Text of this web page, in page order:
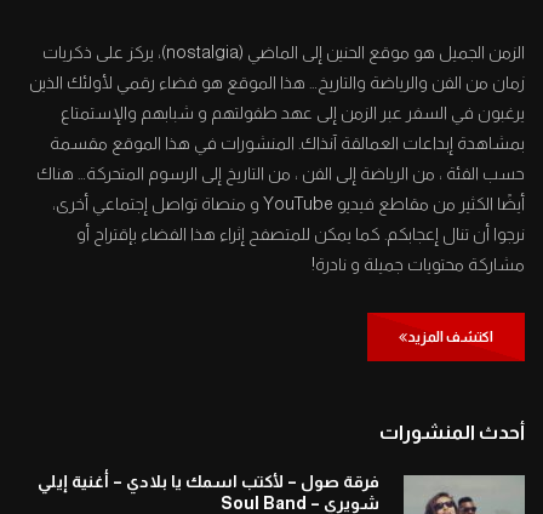
الزمن الجميل هو موقع الحنين إلى الماضي (nostalgia)، يركز على ذكريات
زمان من الفن والرياضة والتاريخ… هذا الموقع هو فضاء رقمي لأولئك الذين
يرغبون في السفر عبر الزمن إلى عهد طفولتهم و شبابهم والإستمتاع
بمشاهدة إبداعات العمالقة آنذاك. المنشورات في هذا الموقع مقسمة
حسب الفئة ، من الرياضة إلى الفن ، من التاريخ إلى الرسوم المتحركة… هناك
أيضًا الكثير من مقاطع فيديو YouTube و منصاة تواصل إجتماعي أخرى،
نرجوا أن تنال إعجابكم. كما يمكن للمتصفح إثراء هذا الفضاء بإقتراح أو
مشاركة محتويات جميلة و نادرة!
اكتشف المزيد
أحدث المنشورات
فرقة صول – لأكتب اسمك يا بلادي – أغنية إيلي
شويري – Soul Band